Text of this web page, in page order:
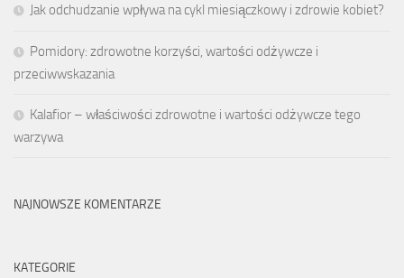
Jak odchudzanie wpływa na cykl miesiączkowy i zdrowie kobiet?
Pomidory: zdrowotne korzyści, wartości odżywcze i
przeciwwskazania
Kalafior – właściwości zdrowotne i wartości odżywcze tego
warzywa
NAJNOWSZE KOMENTARZE
KATEGORIE